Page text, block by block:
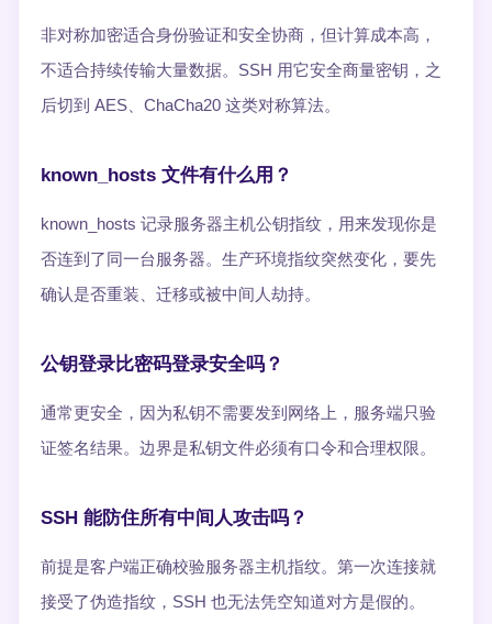
非对称加密适合身份验证和安全协商，但计算成本高，
不适合持续传输大量数据。SSH 用它安全商量密钥，之
后切到 AES、ChaCha20 这类对称算法。
known_hosts 文件有什么用？
known_hosts 记录服务器主机公钥指纹，用来发现你是
否连到了同一台服务器。生产环境指纹突然变化，要先
确认是否重装、迁移或被中间人劫持。
公钥登录比密码登录安全吗？
通常更安全，因为私钥不需要发到网络上，服务端只验
证签名结果。边界是私钥文件必须有口令和合理权限。
SSH 能防住所有中间人攻击吗？
前提是客户端正确校验服务器主机指纹。第一次连接就
接受了伪造指纹，SSH 也无法凭空知道对方是假的。